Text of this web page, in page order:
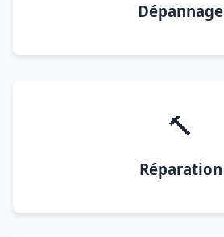
Dépannage
🔨
Réparation